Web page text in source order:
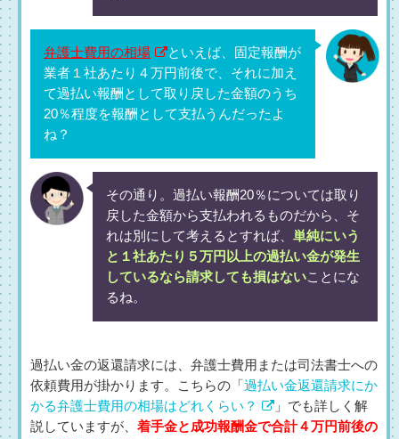
弁護士費用の相場
といえば、固定報酬が
業者１社あたり４万円前後で、それに加え
て過払い報酬として取り戻した金額のうち
20％程度を報酬として支払うんだったよ
ね？
その通り。過払い報酬20％については取り
戻した金額から支払われるものだから、そ
れは別にして考えるとすれば、 単純にいう
と１社あたり５万円以上の過払い金が発生
しているなら請求しても損はないことにな
るね。
過払い金の返還請求には、弁護士費用または司法書士への
依頼費用が掛かります。こちらの「 過払い金返還請求にか
かる弁護士費用の相場はどれくらい？
」でも詳しく解
説していますが、 着手金と成功報酬金で合計４万円前後の